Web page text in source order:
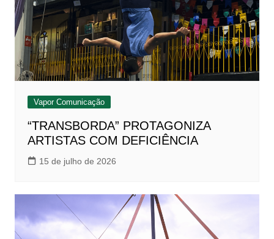
Vapor Comunicação
“TRANSBORDA” PROTAGONIZA
ARTISTAS COM DEFICIÊNCIA
15 de julho de 2026